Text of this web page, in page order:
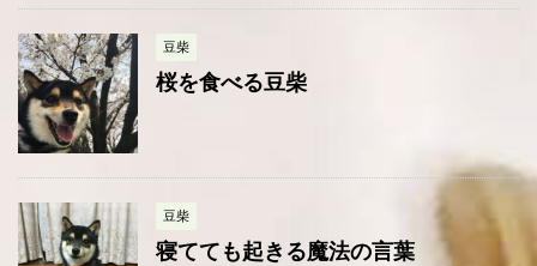
豆柴
桜を食べる豆柴
豆柴
寝てても起きる魔法の言葉